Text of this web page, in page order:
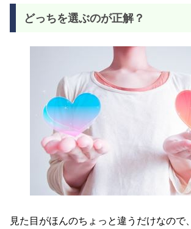
どっちを選ぶのが正解？
見た目がほんのちょっと違うだけなので、